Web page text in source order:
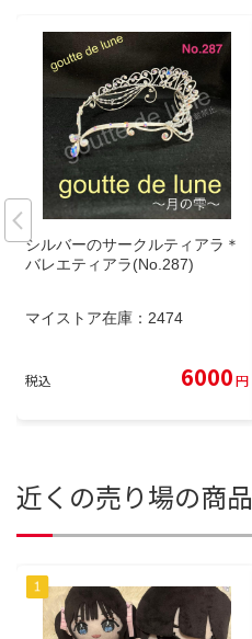
シルバーのサークルティアラ＊
バレエティアラ(No.287)
マイストア在庫： 2474
税込 6000円
近くの売り場の商品